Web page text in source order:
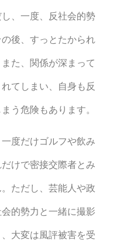
、一度、反社会的勢
後、すっとたかられ
た、関係が深まって
てしまい、自身も反
う危険もあります。
度だけゴルフや飲み
けで密接交際者とみ
ただし、芸能人や政
的勢力と一緒に撮影
大変は風評被害を受